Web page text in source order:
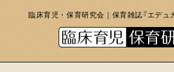
臨床育児・保育研究会｜保育雑誌『エデュ